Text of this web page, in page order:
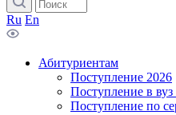
Ru En
Абитуриентам
Поступление 2026
Поступление в
Поступление по